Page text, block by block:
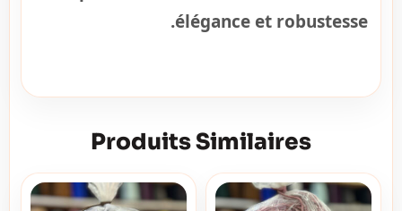
élégance et robustesse.
Produits Similaires